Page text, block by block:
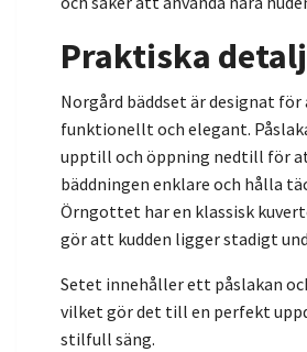
Praktiska
Norgård bäddset är designat för
funktionellt och elegant.
upptill och öppning nedtill för
bäddningen enklare och hålla
Örngottet har en klassisk
gör att kudden ligger stadigt
Setet innehåller ett påslakan
vilket gör det till en perfekt
stilfull säng.